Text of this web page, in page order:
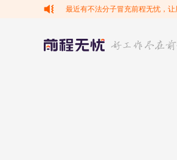
最近有不法分子冒充前程无忧，